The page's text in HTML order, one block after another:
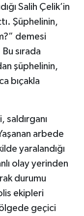
Salih Çelik’in
Şüphelinin,
demesi
sırada
şüphelinin,
bıçakla
saldırganı
arbede
yaralandığı
olay yerinden
durumu
ekipleri
geçici